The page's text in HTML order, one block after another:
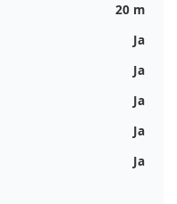
20 m
Ja
Ja
Ja
Ja
Ja